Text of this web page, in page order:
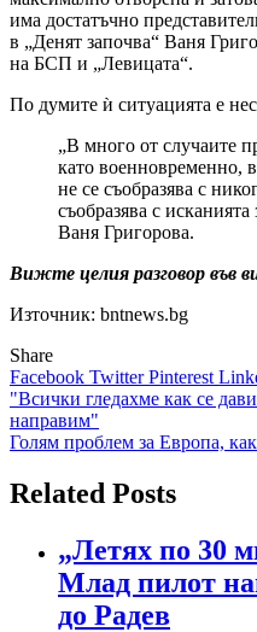
има достатъчно
в „Денят започва“ Ваня
на БСП и „Левицата“.
По думите ѝ ситуацията е
„В много от случаите
като военновременно,
не се съобразява с
съобразява с
Ваня Григорова.
Вижте целия разговор във
Източник: bntnews.bg
Share
Facebook TwitterPinterest
Навигация
"Всички гледахме как се
направим"
Голям проблем за Европа,
Related Posts
„Летях по 30
Млад пилот
до Радев